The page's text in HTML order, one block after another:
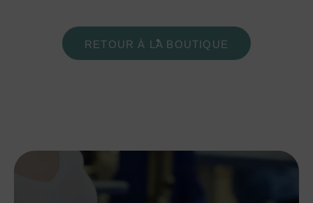
RETOUR À LA BOUTIQUE